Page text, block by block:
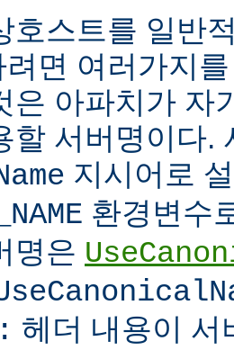
호스트를 일반
려면 여러가지
은 아파치가 자
할 서버명이다.
지시어로
환경변수
명은
헤더 내용이 서